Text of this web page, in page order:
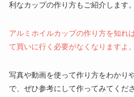
利なカップの作り方もご紹介します。
アルミホイルカップの作り方を知れ
て買いに行く必要がなくなりますよ。
写真や動画を使って作り方をわかり
で、ぜひ参考にして作ってみてくだ